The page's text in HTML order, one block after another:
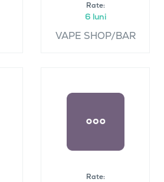
Rate:
6 luni
VAPE SHOP/BAR
Rate: